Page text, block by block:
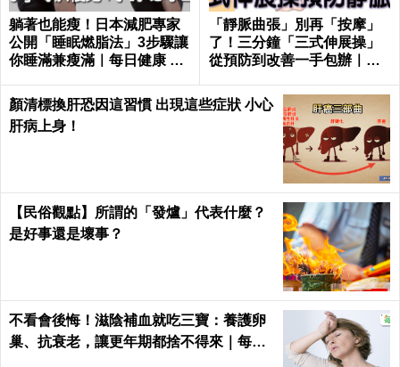
躺著也能瘦！日本減肥專家
公開「睡眠燃脂法」3步驟讓
你睡滿兼瘦滿｜每日健康 He
「靜脈曲張」別再「按摩」
了！三分鐘「三式伸展操」
從預防到改善一手包辦｜每
顏清標換肝恐因這習慣 出現這些症狀 小心
肝病上身！
【民俗觀點】所謂的「發爐」代表什麼？
是好事還是壞事？
不看會後悔！滋陰補血就吃三寶：養護卵
巢、抗衰老，讓更年期都捨不得來｜每日